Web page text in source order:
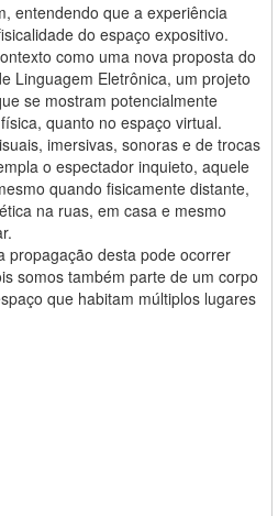
entendendo que a experiência
do espaço expositivo.
como uma nova proposta do
Linguagem Eletrônica, um projeto
se mostram potencialmente
quanto no espaço virtual.
imersivas, sonoras e de trocas
o espectador inquieto, aquele
quando fisicamente distante,
na ruas, em casa e mesmo
propagação desta pode ocorrer
somos também parte de um corpo
que habitam múltiplos lugares